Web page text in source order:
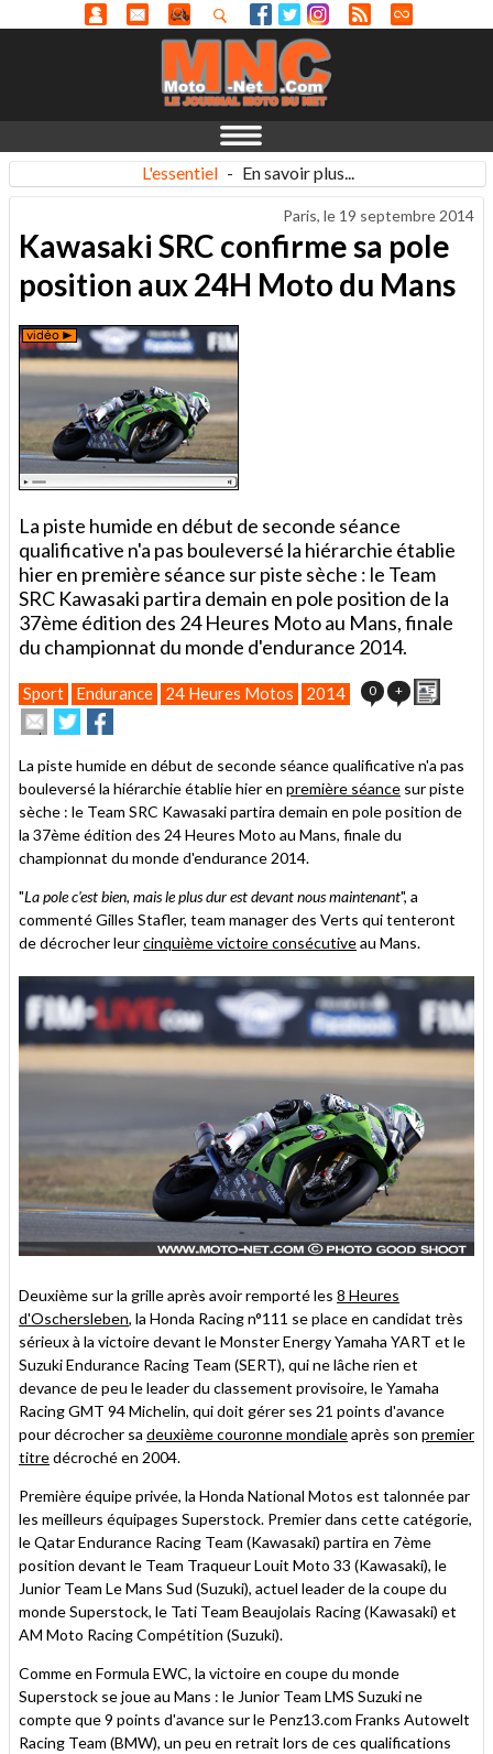
L'essentiel - En savoir plus...
Paris, le 19 septembre 2014
Kawasaki SRC confirme sa pole
position aux 24H Moto du Mans
La piste humide en début de seconde séance
qualificative n'a pas bouleversé la hiérarchie établie
hier en première séance sur piste sèche : le Team
SRC Kawasaki partira demain en pole position de la
37ème édition des 24 Heures Moto au Mans, finale
du championnat du monde d'endurance 2014.
Sport Endurance 24 Heures Motos 2014 0 +
Envoyer
cet
à
un
ami
Partager
sur
sur
La piste humide en début de seconde séance qualificative n'a pas
bouleversé la hiérarchie établie hier en première séance sur piste
sèche : le Team SRC Kawasaki partira demain en pole position de
la 37ème édition des 24 Heures Moto au Mans, finale du
championnat du monde d'endurance 2014.
"La pole c'est bien, mais le plus dur est devant nous maintenant", a
commenté Gilles Stafler, team manager des Verts qui tenteront
de décrocher leurcinquième victoire consécutiveau Mans.
Deuxième sur la grille après avoir remporté les 8 Heures
d'Oschersleben, la Honda Racing n°111 se place en candidat très
sérieux à la victoire devant le Monster Energy Yamaha YART et le
Suzuki Endurance Racing Team (SERT), qui ne lâche rien et
devance de peu le leader du classement provisoire, le Yamaha
Racing GMT 94 Michelin, qui doit gérer ses 21 points d'avance
pour décrocher sa deuxième couronne mondialeaprès son premier
titredécroché en 2004.
Première équipe privée, la Honda National Motos est talonnée par
les meilleurs équipages Superstock. Premier dans cette catégorie,
le Qatar Endurance Racing Team (Kawasaki) partira en 7ème
position devant le Team Traqueur Louit Moto 33 (Kawasaki), le
Junior Team Le Mans Sud (Suzuki), actuel leader de la coupe du
monde Superstock, le Tati Team Beaujolais Racing (Kawasaki) et
AM Moto Racing Compétition (Suzuki).
Comme en Formula EWC, la victoire en coupe du monde
Superstock se joue au Mans : le Junior Team LMS Suzuki ne
compte que 9 points d'avance sur le Penz13.com Franks Autowelt
Racing Team (BMW), un peu en retrait lors de ces qualifications